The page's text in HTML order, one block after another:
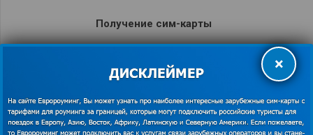
Получение сим-карты
Через курьерскую службу, почту России или
у одного из наших партнеров.
×